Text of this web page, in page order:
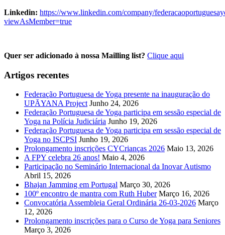
Linkedin: https://www.linkedin.com/company/
viewAsMember=true
Quer ser adicionado à nossa Mailling list? Clique aqui
Artigos recentes
Federação Portuguesa de Yoga presente na inauguração do
UPĀYANA Project Junho 24, 2026
Federação Portuguesa de Yoga participa em sessão especial de
Yoga na Polícia Judiciária Junho 19, 2026
Federação Portuguesa de Yoga participa em sessão especial de
Yoga no ISCPSI Junho 19, 2026
Prolongamento inscrições CYCrianças 2026 Maio 13, 2026
A FPY celebra 26 anos! Maio 4, 2026
Participação no Seminário Internacional da Inovar Autismo
Abril 15, 2026
Bhajan Jamming em Portugal Março 30, 2026
100º encontro de mantra com Ruth Huber Março 16, 2026
Convocatória Assembleia Geral Ordinária 26-03-2026 Março
12, 2026
Prolongamento inscrições para o Curso de Yoga para Seniores
Março 3, 2026